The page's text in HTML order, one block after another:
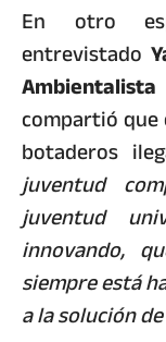
En otro
entrevistado
compartió que
botaderos
juventud
juventud
innovando,
siempre está
a la solución